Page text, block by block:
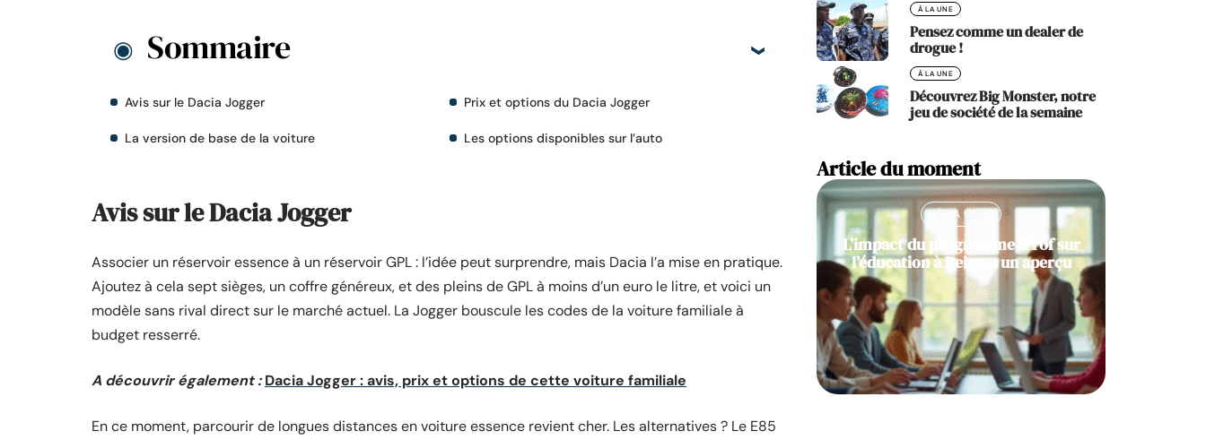
Sommaire
Avis sur le Dacia Jogger Prix et options du Dacia Jogger
La version de base de la voiture Les options disponibles sur l’auto
Avis sur le Dacia Jogger
Associer un réservoir essence à un réservoir GPL : l’idée peut surprendre, mais Dacia l’a mise en pratique.
Ajoutez à cela sept sièges, un coffre généreux, et des pleins de GPL à moins d’un euro le litre, et voici un
modèle sans rival direct sur le marché actuel. La Jogger bouscule les codes de la voiture familiale à
budget resserré.
A découvrir également : Dacia Jogger : avis, prix et options de cette voiture familiale
En ce moment, parcourir de longues distances en voiture essence revient cher. Les alternatives ? Le E85
À LA UNE
Pensez comme un dealer de
drogue !
À LA UNE
Découvrez Big Monster, notre
jeu de société de la semaine
Article du moment
À LA UNE
L’impact du programme iProf sur
l’éducation à Reims : un aperçu